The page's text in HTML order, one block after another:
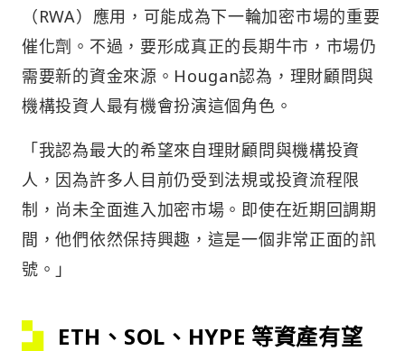
（RWA）應用，可能成為下一輪加密市場的重要
催化劑。不過，要形成真正的長期牛市，市場仍
需要新的資金來源。Hougan認為，理財顧問與
機構投資人最有機會扮演這個角色。
「我認為最大的希望來自理財顧問與機構投資
人，因為許多人目前仍受到法規或投資流程限
制，尚未全面進入加密市場。即使在近期回調期
間，他們依然保持興趣，這是一個非常正面的訊
號。」
ETH、SOL、HYPE 等資產有望